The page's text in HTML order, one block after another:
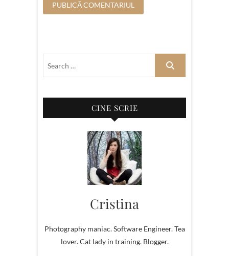
CINE SCRIE
Cristina
Photography maniac. Software Engineer. Tea
lover. Cat lady in training. Blogger.